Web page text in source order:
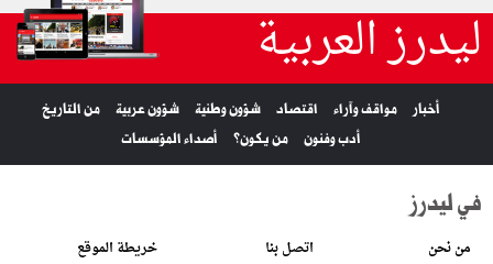
ليدرز العربية
أخبار مواقف وآراء اقتصاد شؤون وطنية شؤون عربية
من التاريخ
أدب وفنون
من يكون؟ أصداء المؤسسات
في ليدرز
من نحن اتصل بنا خريطة الموقع